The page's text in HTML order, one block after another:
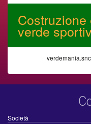
verde
Società